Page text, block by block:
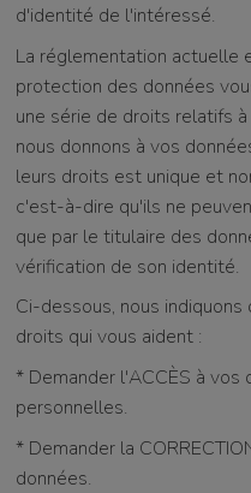
d'identité de l'intéressé.
La réglementation actuelle
protection des données
une série de droits relatifs
nous donnons à vos
leurs droits est unique et
c'est-à-dire qu'ils ne
que par le titulaire des
vérification de son identité.
Ci-dessous, nous
droits qui vous aident :
* Demander l'ACCÈS à vos
personnelles.
* Demander la
données.